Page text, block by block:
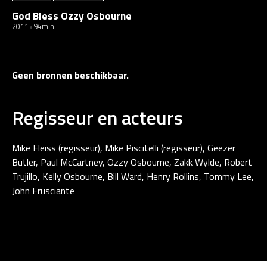
God Bless Ozzy Osbourne
2011 94min.
Geen bronnen beschikbaar.
Regisseur en acteurs
Mike Fleiss (regisseur), Mike Piscitelli (regisseur), Geezer
Butler, Paul McCartney, Ozzy Osbourne, Zakk Wylde, Robert
Trujillo, Kelly Osbourne, Bill Ward, Henry Rollins, Tommy Lee,
John Frusciante